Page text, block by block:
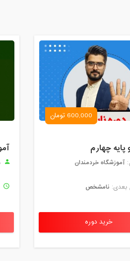
600,000 تومان
پایه چهارم
آموزشگاه خردمندان
بعدی: نامشخص
خرید دوره